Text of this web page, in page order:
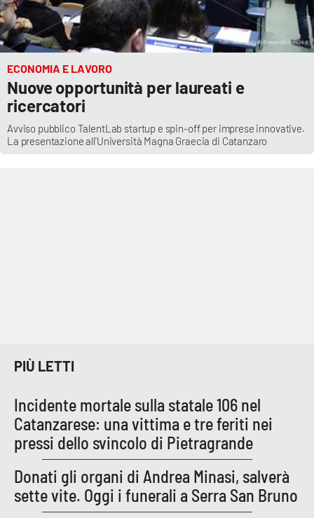
ECONOMIA E LAVORO
Nuove opportunità per laureati e
ricercatori
Avviso pubblico TalentLab startup e spin-off per imprese innovative.
La presentazione all'Università Magna Graecia di Catanzaro
PIÙ LETTI
Incidente mortale sulla statale 106 nel
Catanzarese: una vittima e tre feriti nei
pressi dello svincolo di Pietragrande
Donati gli organi di Andrea Minasi, salverà
sette vite. Oggi i funerali a Serra San Bruno